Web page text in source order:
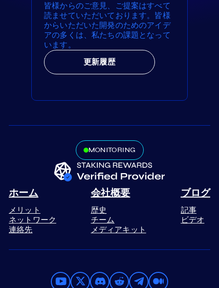
皆様からのご意見、ご提案はすべて
読ませていただいております。皆様
からいただいた開発のためのアイデ
アの多くは、私たちの課題となって
います。
更新履歴
MONITORING
ホーム
メリット
ネットワーク
連絡先
会社概要
歴史
チーム
メディアキット
ブログ
記事
ビデオ